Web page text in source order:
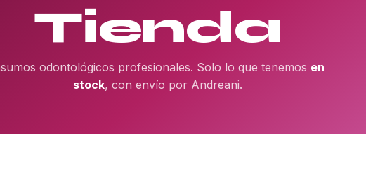
Tienda
odontológicos profesionales. Solo lo que tenemos en
stock, con envío por Andreani.